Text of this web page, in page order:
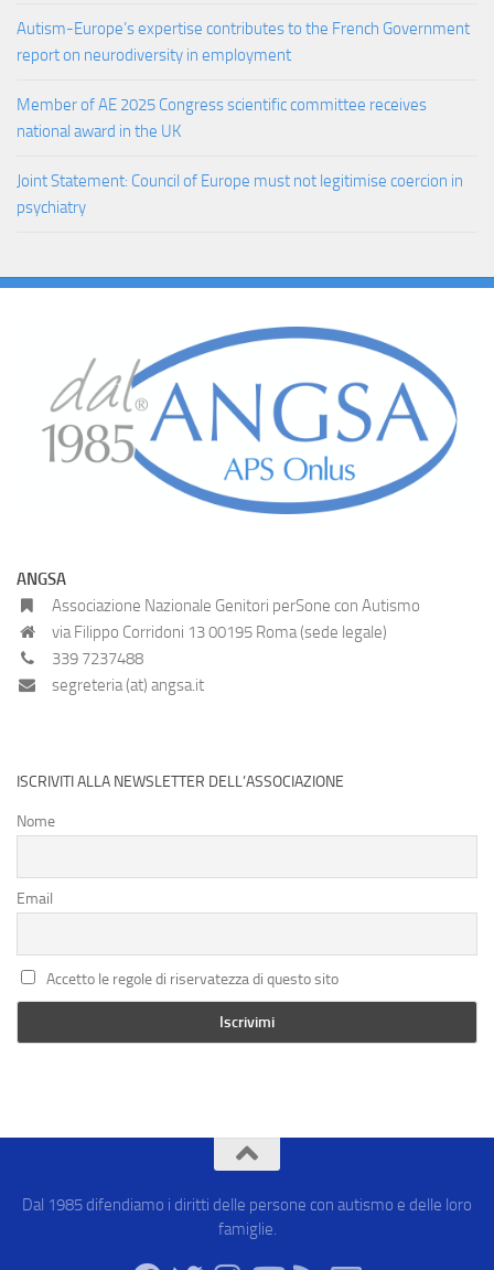
Autism-Europe’s expertise contributes to the French Government
report on neurodiversity in employment
Member of AE 2025 Congress scientific committee receives
national award in the UK
Joint Statement: Council of Europe must not legitimise coercion in
psychiatry
ANGSA
Associazione Nazionale Genitori perSone con Autismo
via Filippo Corridoni 13 00195 Roma (sede legale)
339 7237488
segreteria (at) angsa.it
ISCRIVITI ALLA NEWSLETTER DELL’ASSOCIAZIONE
Nome
Email
Accetto le regole di riservatezza di questo sito
Dal 1985 difendiamo i diritti delle persone con autismo e delle loro
famiglie.